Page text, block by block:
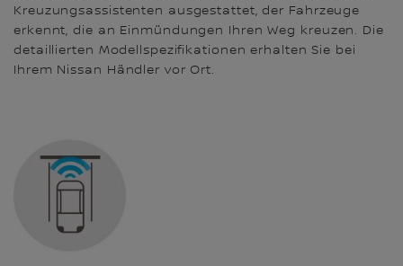
Kreuzungsassistenten ausgestattet, der Fahrzeuge
erkennt, die an Einmündungen Ihren Weg kreuzen. Die
detaillierten Modellspezifikationen erhalten Sie bei
Ihrem Nissan Händler vor Ort.